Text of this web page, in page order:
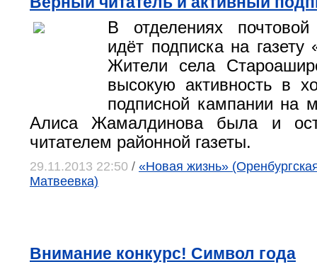
В отделениях
идёт подписка на газету
Жители села
высокую активность в
подписной кампании на
Алиса Жамалдинова была и
читателем районной газеты.
29.11.2013 22:50 / «Новая жизнь»
Матвеевка)
Внимание конкурс! Символ года